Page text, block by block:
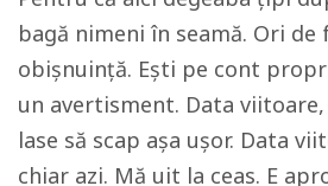
bagă nimeni în seamă. Ori
obișnuință. Ești pe cont
un avertisment. Data
lase să scap așa ușor. Data
chiar azi. Mă uit la ceas. E